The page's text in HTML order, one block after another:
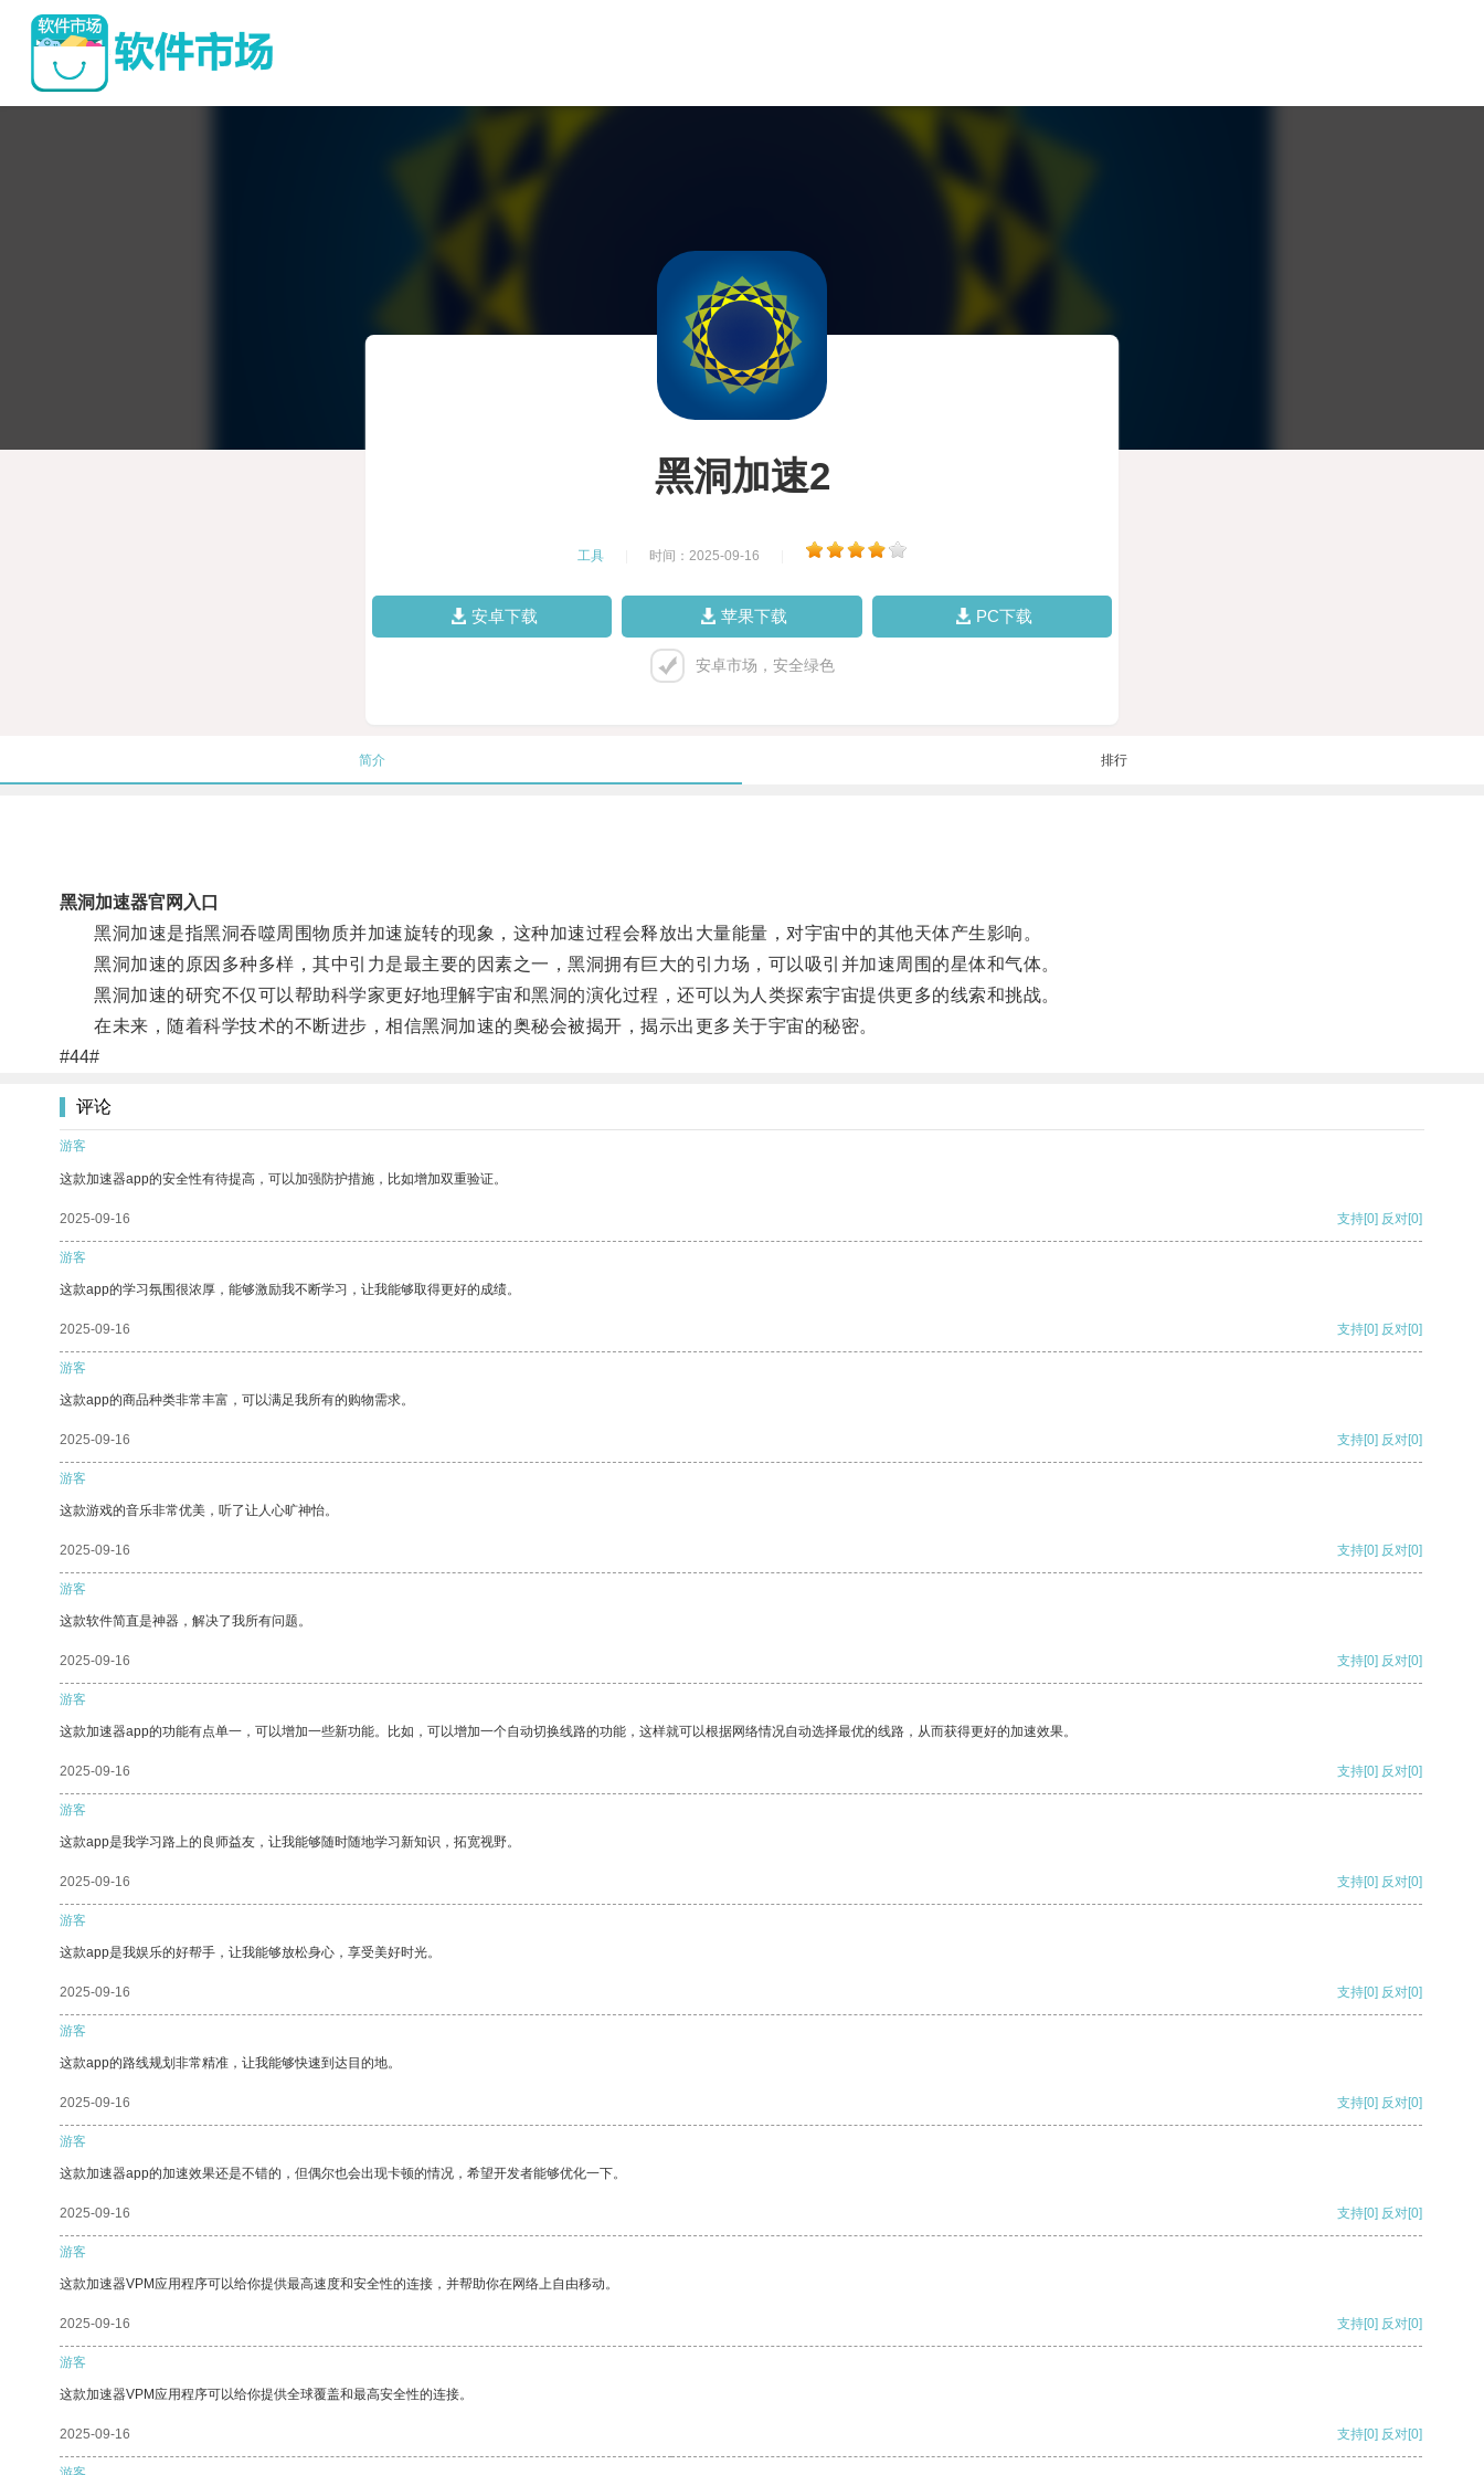
黑洞加速2
工具 时间：2025-09-16
安卓下载 苹果下载 PC下载
安卓市场，安全绿色
简介 排行
黑洞加速器官网入口
黑洞加速是指黑洞吞噬周围物质并加速旋转的现象，这种加速过程会释放出大量能量，对宇宙中的其他天体产生影响。
黑洞加速的原因多种多样，其中引力是最主要的因素之一，黑洞拥有巨大的引力场，可以吸引并加速周围的星体和气体。
黑洞加速的研究不仅可以帮助科学家更好地理解宇宙和黑洞的演化过程，还可以为人类探索宇宙提供更多的线索和挑战。
在未来，随着科学技术的不断进步，相信黑洞加速的奥秘会被揭开，揭示出更多关于宇宙的秘密。
#44#
评论
游客
这款加速器app的安全性有待提高，可以加强防护措施，比如增加双重验证。
2025-09-16 支持[0] 反对[0]
游客
这款app的学习氛围很浓厚，能够激励我不断学习，让我能够取得更好的成绩。
2025-09-16 支持[0] 反对[0]
游客
这款app的商品种类非常丰富，可以满足我所有的购物需求。
2025-09-16 支持[0] 反对[0]
游客
这款游戏的音乐非常优美，听了让人心旷神怡。
2025-09-16 支持[0] 反对[0]
游客
这款软件简直是神器，解决了我所有问题。
2025-09-16 支持[0] 反对[0]
游客
这款加速器app的功能有点单一，可以增加一些新功能。比如，可以增加一个自动切换线路的功能，这样就可以根据网络情况自动选择最优的线路，从而获得更好的加速效果。
2025-09-16 支持[0] 反对[0]
游客
这款app是我学习路上的良师益友，让我能够随时随地学习新知识，拓宽视野。
2025-09-16 支持[0] 反对[0]
游客
这款app是我娱乐的好帮手，让我能够放松身心，享受美好时光。
2025-09-16 支持[0] 反对[0]
游客
这款app的路线规划非常精准，让我能够快速到达目的地。
2025-09-16 支持[0] 反对[0]
游客
这款加速器app的加速效果还是不错的，但偶尔也会出现卡顿的情况，希望开发者能够优化一下。
2025-09-16 支持[0] 反对[0]
游客
这款加速器VPM应用程序可以给你提供最高速度和安全性的连接，并帮助你在网络上自由移动。
2025-09-16 支持[0] 反对[0]
游客
这款加速器VPM应用程序可以给你提供全球覆盖和最高安全性的连接。
2025-09-16 支持[0] 反对[0]